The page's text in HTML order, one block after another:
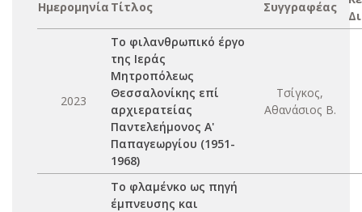
Ημερομηνία Τίτλος Συγγραφέας
2023
Το φιλανθρωπικό έργο
της Ιεράς
Μητροπόλεως
Θεσσαλονίκης επί
αρχιερατείας
Παντελεήμονος Α'
Παπαγεωργίου (1951-
1968)
Τσίγκος,
Αθανάσιος Β.
Το φλαμένκο ως πηγή
έμπνευσης και